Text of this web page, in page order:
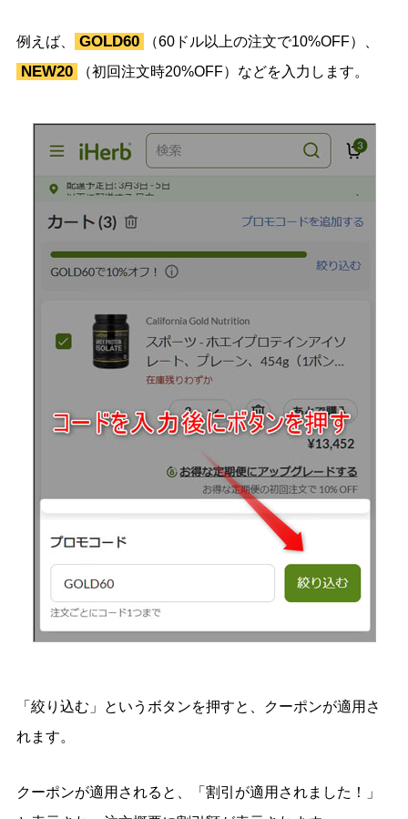
例えば、 GOLD60 （60ドル以上の注文で10%OFF）、
NEW20 （初回注文時20%OFF）などを入力します。
「絞り込む」というボタンを押すと、クーポンが適用さ
れます。
クーポンが適用されると、「割引が適用されました！」